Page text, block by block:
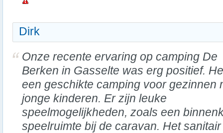
Dirk
Onze recente ervaring op camping De
Berken in Gasselte was erg positief.
een geschikte camping voor gezinnen
jonge kinderen. Er zijn leuke
speelmogelijkheden, zoals een
speelruimte bij de caravan. Het